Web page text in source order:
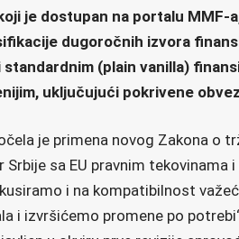
je dostupan na portalu MMF-
dugoročnih izvora
(plain vanilla)
uključujući pokrivene
je primena novog Zakona o
sa EU pravnim tekovinama i
i na kompatibilnost
i izvršićemo promene po